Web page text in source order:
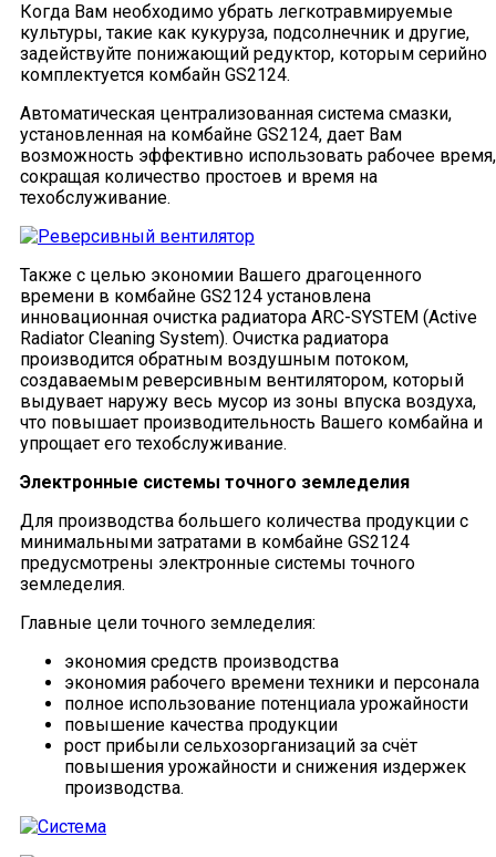
Когда Вам необходимо убрать легкотравмируемые
культуры, такие как кукуруза, подсолнечник и другие,
задействуйте понижающий редуктор, которым серийно
комплектуется комбайн GS2124.
Автоматическая централизованная система смазки,
установленная на комбайне GS2124, дает Вам
возможность эффективно использовать рабочее время,
сокращая количество простоев и время на
техобслуживание.
Также с целью экономии Вашего драгоценного
времени в комбайне GS2124 установлена
инновационная очистка радиатора ARC-SYSTEM (Active
Radiator Cleaning System). Очистка радиатора
производится обратным воздушным потоком,
создаваемым реверсивным вентилятором, который
выдувает наружу весь мусор из зоны впуска воздуха,
что повышает производительность Вашего комбайна и
упрощает его техобслуживание.
Электронные системы точного земледелия
Для производства большего количества продукции с
минимальными затратами в комбайне GS2124
предусмотрены электронные системы точного
земледелия.
Главные цели точного земледелия:
экономия средств производства
экономия рабочего времени техники и персонала
полное использование потенциала урожайности
повышение качества продукции
рост прибыли сельхозорганизаций за счёт
повышения урожайности и снижения издержек
производства.